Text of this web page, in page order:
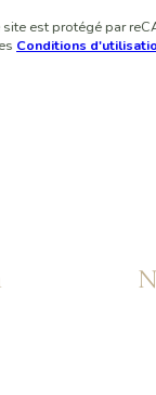
site est protégé par
Conditions